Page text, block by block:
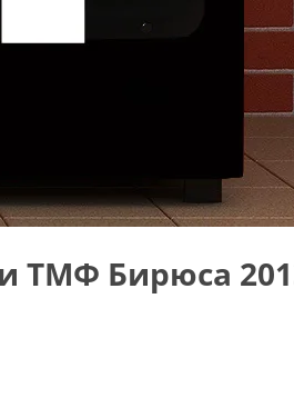
ТМФ Бирюса